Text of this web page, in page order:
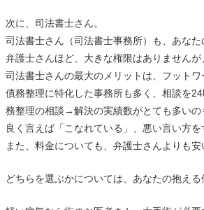
次に、司法書士さん。
司法書士さん（司法書士事務所）も、あな
弁護士さんほど、大きな権限はありません
司法書士さんの最大のメリットは、フットワ
債務整理に特化した事務所も多く、相談を
務整理の相談→解決の実績数がとても多いの
良く言えば「こなれている」、悪い言い方
また、料金についても、弁護士さんよりも
どちらを選ぶかについては、あなたの抱え